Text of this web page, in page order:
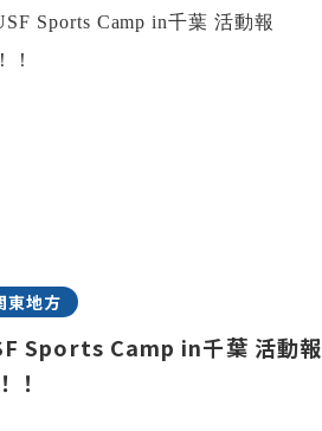
東地方
Sports Camp in千葉 活動報
！